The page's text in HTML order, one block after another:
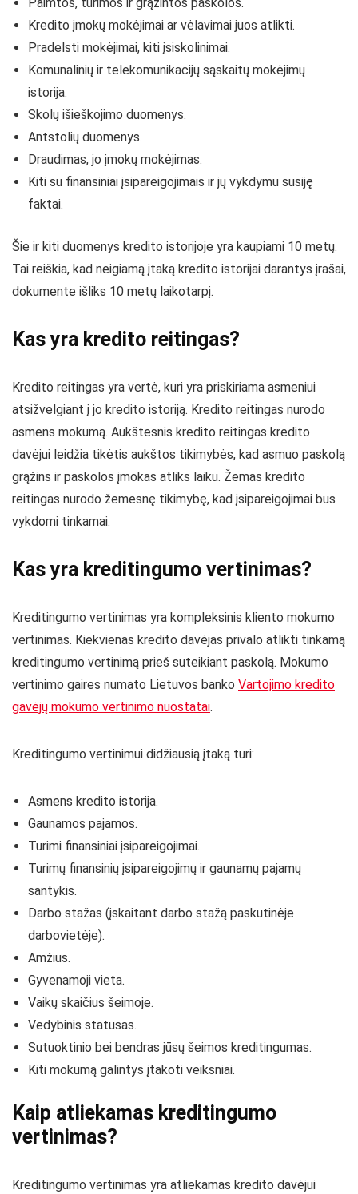
Kredito įmokų mokėjimai ar vėlavimai juos atlikti.
Pradelsti mokėjimai, kiti įsiskolinimai.
Komunalinių ir telekomunikacijų sąskaitų mokėjimų
istorija.
Skolų išieškojimo duomenys.
Antstolių duomenys.
Draudimas, jo įmokų mokėjimas.
Kiti su finansiniai įsipareigojimais ir jų vykdymu susiję
faktai.
Šie ir kiti duomenys kredito istorijoje yra kaupiami 10 metų.
Tai reiškia, kad neigiamą įtaką kredito istorijai darantys įrašai,
dokumente išliks 10 metų laikotarpį.
Kas yra kredito reitingas?
Kredito reitingas yra vertė, kuri yra priskiriama asmeniui
atsižvelgiant į jo kredito istoriją. Kredito reitingas nurodo
asmens mokumą. Aukštesnis kredito reitingas kredito
davėjui leidžia tikėtis aukštos tikimybės, kad asmuo paskolą
grąžins ir paskolos įmokas atliks laiku. Žemas kredito
reitingas nurodo žemesnę tikimybę, kad įsipareigojimai bus
vykdomi tinkamai.
Kas yra kreditingumo vertinimas?
Kreditingumo vertinimas yra kompleksinis kliento mokumo
vertinimas. Kiekvienas kredito davėjas privalo atlikti tinkamą
kreditingumo vertinimą prieš suteikiant paskolą. Mokumo
vertinimo gaires numato Lietuvos banko Vartojimo kredito
gavėjų mokumo vertinimo nuostatai.
Kreditingumo vertinimui didžiausią įtaką turi:
Asmens kredito istorija.
Gaunamos pajamos.
Turimi finansiniai įsipareigojimai.
Turimų finansinių įsipareigojimų ir gaunamų pajamų
santykis.
Darbo stažas (įskaitant darbo stažą paskutinėje
darbovietėje).
Amžius.
Gyvenamoji vieta.
Vaikų skaičius šeimoje.
Vedybinis statusas.
Sutuoktinio bei bendras jūsų šeimos kreditingumas.
Kiti mokumą galintys įtakoti veiksniai.
Kaip atliekamas kreditingumo
vertinimas?
Kreditingumo vertinimas yra atliekamas kredito davėjui